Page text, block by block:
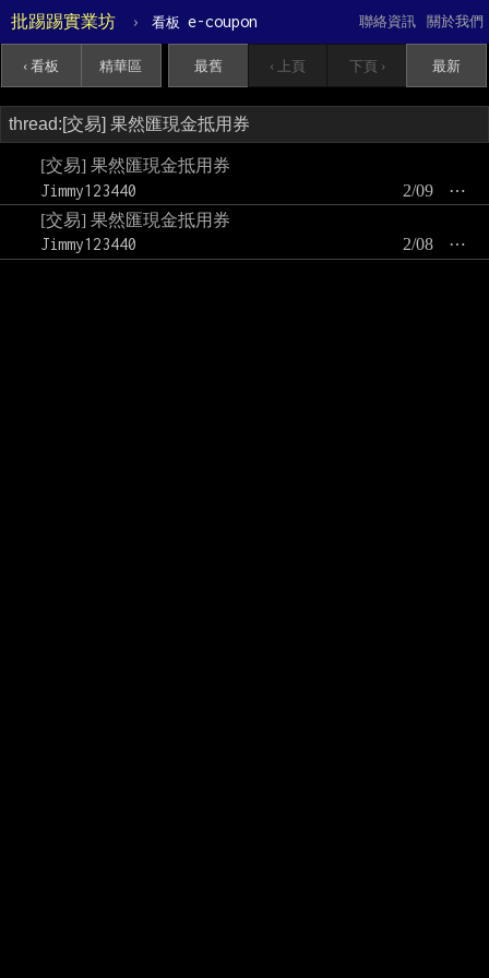
批踢踢實業坊 › 看板 e-coupon 關於我們
聯絡資訊
‹ 看板 精華區 最舊 ‹ 上頁 下頁 › 最新
[交易] 果然匯現金抵用券
Jimmy123440
⋯
2/09
[交易] 果然匯現金抵用券
Jimmy123440
⋯
2/08